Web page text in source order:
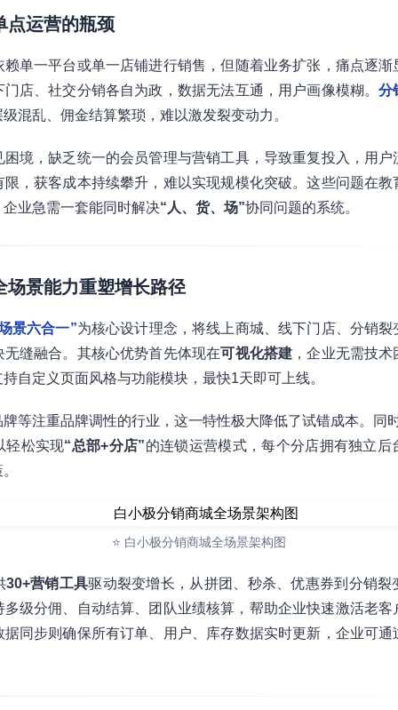
点运营的瓶颈
单一平台或单一店铺进行销售，但随着业务扩张，痛点逐渐
店、社交分销各自为政，数据无法互通，用户画像模糊。分
混乱、佣金结算繁琐，难以激发裂变动力。
境，缺乏统一的会员管理与营销工具，导致重复投入，用
，获客成本持续攀升，难以实现规模化突破。这些问题在
业急需一套能同时解决“人、货、场”协同问题的系统。
场景能力重塑增长路径
景六合一”为核心设计理念，将线上商城、线下门店、分销
缝融合。其核心优势首先体现在可视化搭建 ，企业无需技
自定义页面风格与功能模块，最快1天即可上线。
等注重品牌调性的行业，这一特性极大降低了试错成本。同
轻松实现“总部+分店”的连锁运营模式，每个分店拥有独立后
⭐ 白小极分销商城全场景架构图
30+营销工具驱动裂变增长，从拼团、秒杀、优惠券到分销裂
级分佣、自动结算、团队业绩核算，帮助企业快速激活老客
同步则确保所有订单、用户、库存数据实时更新，企业可